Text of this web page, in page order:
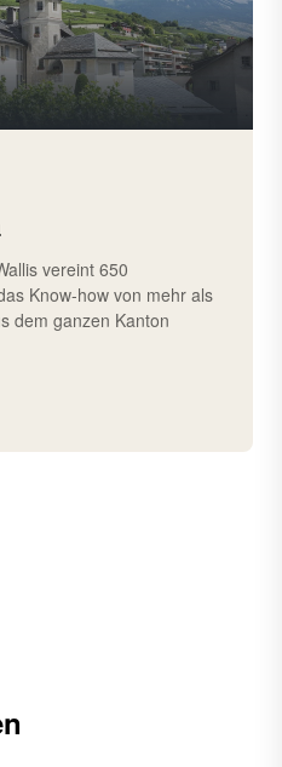
vereint 650
Know-how von mehr als
dem ganzen Kanton